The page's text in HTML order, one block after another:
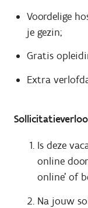
Voordelige
je gezin;
Gratis
Extra
Is deze
online
online’ of
Na jouw